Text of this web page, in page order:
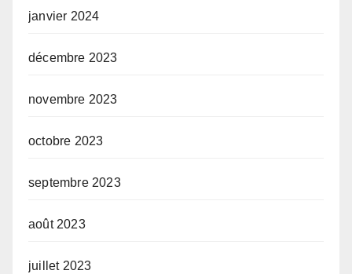
janvier 2024
décembre 2023
novembre 2023
octobre 2023
septembre 2023
août 2023
juillet 2023